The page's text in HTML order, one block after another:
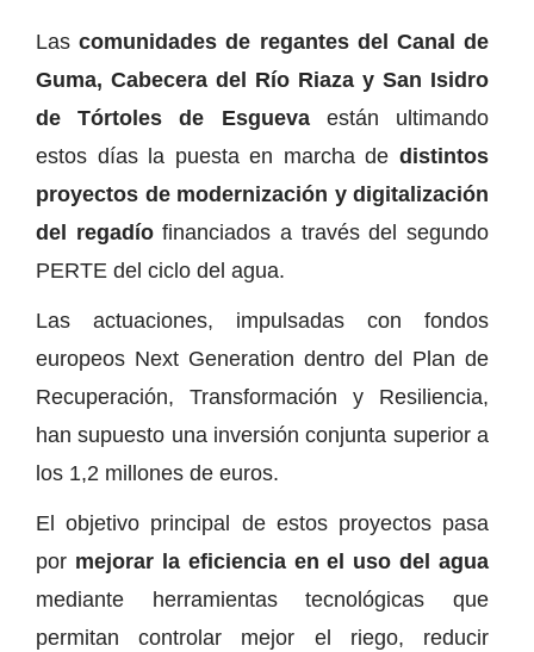
Lascomunidades de regantes del Canal de
Guma, Cabecera del Río Riaza y San Isidro
de Tórtoles de Esguevaestán ultimando
estos días la puesta en marcha de distintos
proyectos de modernización y digitalización
del regadíofinanciados a través del segundo
PERTE del ciclo del agua.
Las actuaciones, impulsadas con fondos
europeos Next Generation dentro del Plan de
Recuperación, Transformación y Resiliencia,
han supuesto una inversión conjunta superior a
los 1,2 millones de euros.
El objetivo principal de estos proyectos pasa
por mejorar la eficiencia en el uso del agua
mediante herramientas tecnológicas que
permitan controlar mejor el riego, reducir